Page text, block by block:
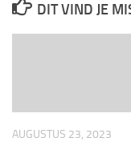
DIT VIND JE
AUGUSTUS 23, 2023